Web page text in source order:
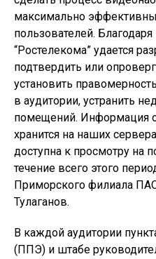
максимально
пользователей.
“Ростелекома” удается
подтвердить или
установить
в аудитории, устранить
помещений. Информация
хранится на наших
доступна к просмотру на
течение всего этого
Приморского филиала
Тулаганов.
В каждой аудитории
(ППЭ) и штабе